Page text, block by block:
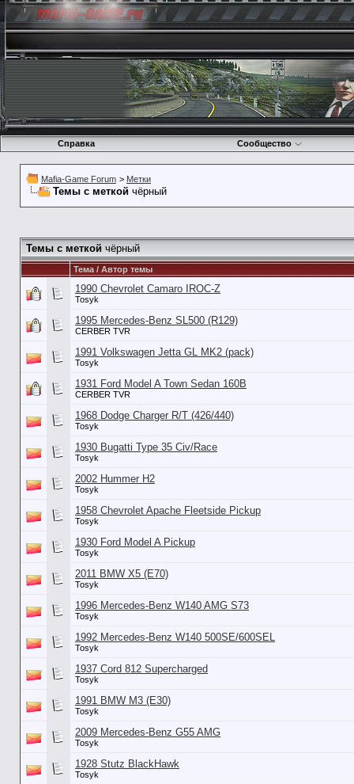
Справка Сообщество
Mafia-Game Forum > Метки
Темы с меткой чёрный
Темы с меткой чёрный
Тема / Автор темы
1990 Chevrolet Camaro IROC-Z
Tosyk
1995 Mercedes-Benz SL500 (R129)
CERBER TVR
1991 Volkswagen Jetta GL MK2 (pack)
Tosyk
1931 Ford Model A Town Sedan 160B
CERBER TVR
1968 Dodge Charger R/T (426/440)
Tosyk
1930 Bugatti Type 35 Civ/Race
Tosyk
2002 Hummer H2
Tosyk
1958 Chevrolet Apache Fleetside Pickup
Tosyk
1930 Ford Model A Pickup
Tosyk
2011 BMW X5 (E70)
Tosyk
1996 Mercedes-Benz W140 AMG S73
Tosyk
1992 Mercedes-Benz W140 500SE/600SEL
Tosyk
1937 Cord 812 Supercharged
Tosyk
1991 BMW M3 (E30)
Tosyk
2009 Mercedes-Benz G55 AMG
Tosyk
1928 Stutz BlackHawk
Tosyk